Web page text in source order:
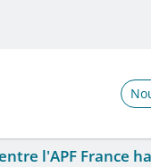
l'APF France